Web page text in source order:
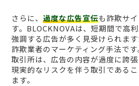
さらに、 過度な広告宣伝も詐欺サ
す。BLOCKNOVAは、短期間で高
強調する広告が多く見受けられま
詐欺業者のマーケティング手法で
取引所は、広告の内容が過度に誇張
現実的なリスクを伴う取引である
ます。